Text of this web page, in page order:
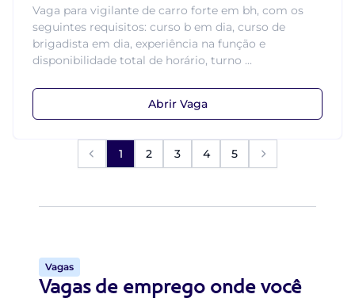
Vaga para vigilante de carro forte em bh, com os
seguintes requisitos: curso b em dia, curso de
brigadista em dia, experiência na função e
disponibilidade total de horário, turno ...
Abrir Vaga
1 2 3 4 5
Vagas
Vagas de emprego onde você